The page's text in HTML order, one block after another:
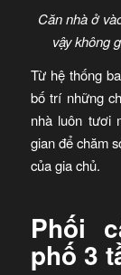
Căn nhà ở
vậy không
Từ hệ thống
bố trí những
nhà luôn tươi
gian để chăm
của gia chủ.
Phối
phố 3